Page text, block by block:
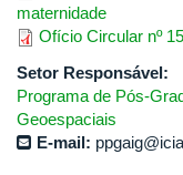
maternidade
Ofício Circular nº
Setor Responsável:
Programa de Pós-
Geoespaciais
E-mail: